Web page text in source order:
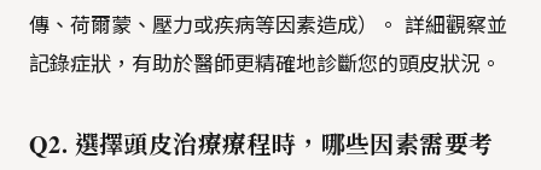
傳、荷爾蒙、壓力或疾病等因素造成）。 詳細觀察並
記錄症狀，有助於醫師更精確地診斷您的頭皮狀況。
Q2. 選擇頭皮治療療程時，哪些因素需要考